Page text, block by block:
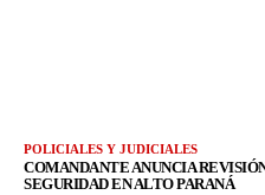
POLICIALES Y JUDICIALES
COMANDANTE ANUNCIA
SEGURIDAD EN ALTO PARANÁ